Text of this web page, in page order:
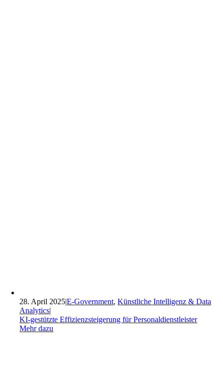
28. April 2025|E-Government,Künstliche Intelligenz & Data
Analytics|
KI-gestützte Effizienzsteigerung für Personaldienstleister
Mehr dazu